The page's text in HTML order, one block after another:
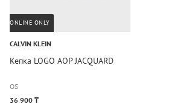
ONLINE ONLY
CALVIN KLEIN
Кепка LOGO AOP JACQUARD
OS
36 900 ₸